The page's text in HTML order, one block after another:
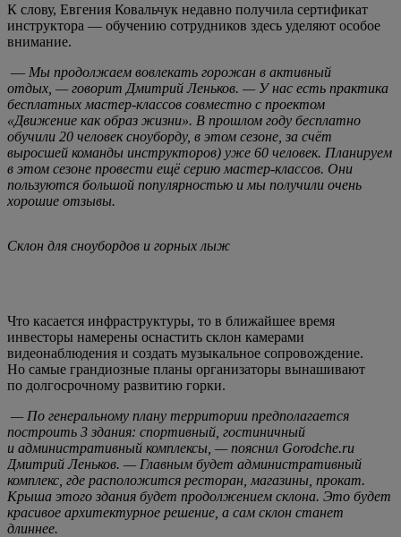
К слову, Евгения Ковальчук недавно получила сертификат
инструктора — обучению сотрудников здесь уделяют особое
внимание.
— Мы продолжаем вовлекать горожан в активный
отдых, — говорит Дмитрий Леньков. — У нас есть практика
бесплатных мастер-классов совместно с проектом
«Движение как образ жизни». В прошлом году бесплатно
обучили 20 человек сноуборду, в этом сезоне, за счёт
выросшей команды инструкторов) уже 60 человек. Планируем
в этом сезоне провести ещё серию мастер-классов. Они
пользуются большой популярностью и мы получили очень
хорошие отзывы.
Склон для сноубордов и горных лыж
Что касается инфраструктуры, то в ближайшее время
инвесторы намерены оснастить склон камерами
видеонаблюдения и создать музыкальное сопровождение.
Но самые грандиозные планы организаторы вынашивают
по долгосрочному развитию горки.
— По генеральному плану территории предполагается
построить 3 здания: спортивный, гостиничный
и административный комплексы, — пояснил Gorodche.ru
Дмитрий Леньков. — Главным будет административный
комплекс, где расположится ресторан, магазины, прокат.
Крыша этого здания будет продолжением склона. Это будет
красивое архитектурное решение, а сам склон станет
длиннее.